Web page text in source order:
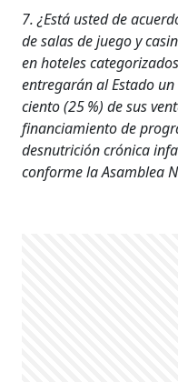
7. ¿Está usted de
de salas de juego y
en hoteles
entregarán al Estado
ciento (25 %) de sus
financiamiento de
desnutrición crónica
conforme la Asamblea